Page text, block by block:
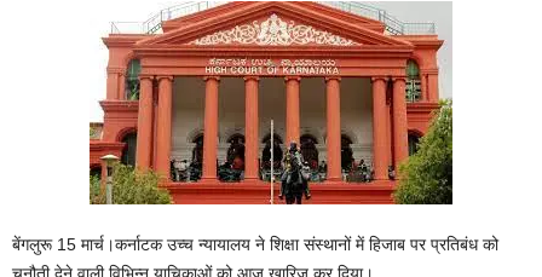
बेंगलुरू 15 मार्च।कर्नाटक उच्च न्यायालय ने शिक्षा संस्थानों में हिजाब पर प्रतिबंध को